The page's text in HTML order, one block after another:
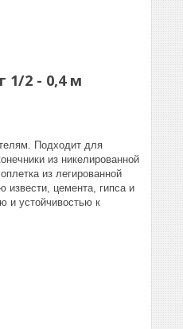
1/2 - 0,4 м
Подходит для
из никелированной
из легированной
извести, цемента, гипса и
и устойчивостью к